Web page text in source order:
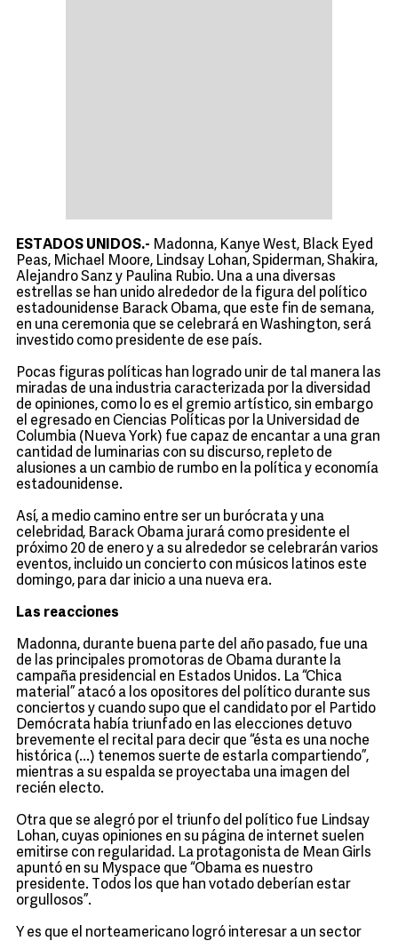
ESTADOS UNIDOS.- Madonna, Kanye West, Black Eyed
Peas, Michael Moore, Lindsay Lohan, Spiderman, Shakira,
Alejandro Sanz y Paulina Rubio. Una a una diversas
estrellas se han unido alrededor de la figura del político
estadounidense Barack Obama, que este fin de semana,
en una ceremonia que se celebrará en Washington, será
investido como presidente de ese país.
Pocas figuras políticas han logrado unir de tal manera las
miradas de una industria caracterizada por la diversidad
de opiniones, como lo es el gremio artístico, sin embargo
el egresado en Ciencias Políticas por la Universidad de
Columbia (Nueva York) fue capaz de encantar a una gran
cantidad de luminarias con su discurso, repleto de
alusiones a un cambio de rumbo en la política y economía
estadounidense.
Así, a medio camino entre ser un burócrata y una
celebridad, Barack Obama jurará como presidente el
próximo 20 de enero y a su alrededor se celebrarán varios
eventos, incluido un concierto con músicos latinos este
domingo, para dar inicio a una nueva era.
Las reacciones
Madonna, durante buena parte del año pasado, fue una
de las principales promotoras de Obama durante la
campaña presidencial en Estados Unidos. La “Chica
material” atacó a los opositores del político durante sus
conciertos y cuando supo que el candidato por el Partido
Demócrata había triunfado en las elecciones detuvo
brevemente el recital para decir que “ésta es una noche
histórica (...) tenemos suerte de estarla compartiendo”,
mientras a su espalda se proyectaba una imagen del
recién electo.
Otra que se alegró por el triunfo del político fue Lindsay
Lohan, cuyas opiniones en su página de internet suelen
emitirse con regularidad. La protagonista de Mean Girls
apuntó en su Myspace que “Obama es nuestro
presidente. Todos los que han votado deberían estar
orgullosos”.
Y es que el norteamericano logró interesar a un sector